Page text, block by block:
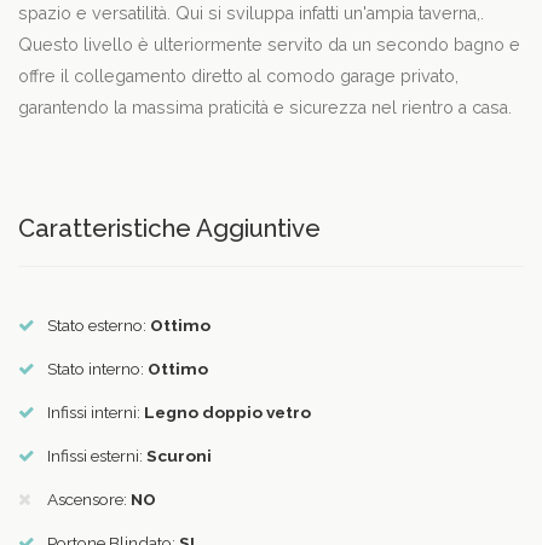
spazio e versatilità. Qui si sviluppa infatti un'ampia taverna,.
Questo livello è ulteriormente servito da un secondo bagno e
offre il collegamento diretto al comodo garage privato,
garantendo la massima praticità e sicurezza nel rientro a casa.
Caratteristiche Aggiuntive
Stato esterno: Ottimo
Stato interno: Ottimo
Infissi interni: Legno doppio vetro
Infissi esterni: Scuroni
Ascensore: NO